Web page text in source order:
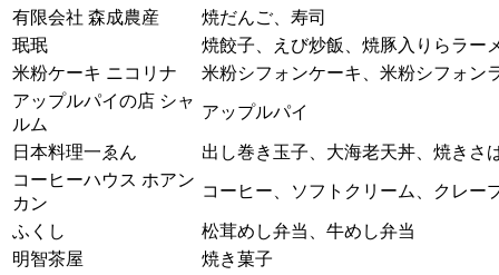
有限会社 森成農産
焼だんご、寿司
珉珉
焼餃子、えび炒飯、焼豚入りらラー
米粉ケーキ ニコリナ
米粉シフォンケーキ、米粉シフォン
アップルパイの店 シャ
ルム
アップルパイ
日本料理一ゑん
出し巻き玉子、大海老天丼、焼きさ
コーヒーハウス ホアン
カン
コーヒー、ソフトクリーム、クレー
ふくし
松茸めし弁当、牛めし弁当
明智茶屋
焼き菓子